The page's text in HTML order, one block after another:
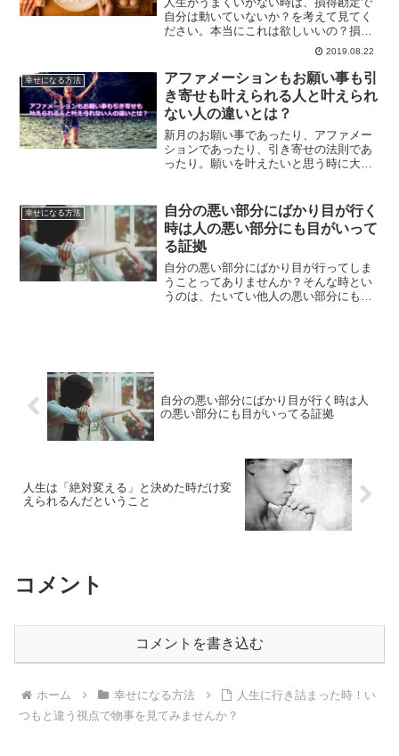
自分は動いていないか？を考えて見てく
ださい。本当にこれは欲しいいの？損し
ちゃうと思うから欲しいの？と確認し、
心から欲しいものを手に入れることで、
自己肯定感を上げていく方法です。
2019.08.22
幸せになる方法
アファメーションもお願い事も引
き寄せも叶えられる人と叶えられ
ない人の違いとは？
新月のお願い事であったり、アファメー
ションであったり、引き寄せの法則であ
ったり。願いを叶えたいと思う時に大切
違いとは？
幸せになる方法
自分の悪い部分にばかり目が行く
時は人の悪い部分にも目がいって
る証拠
自分の悪い部分にばかり目が行ってしま
うことってありませんか？そんな時とい
うのは、たいてい他人の悪い部分にも目
自分の悪い部分にばかり目が行く時は人
の悪い部分にも目がいってる証拠
人生は「絶対変える」と決めた時だけ変
えられるんだということ
コメント
コメントを書き込む
ホーム 幸せになる方法
人生に行き詰まった時！い
つもと違う視点で物事を見てみませんか？